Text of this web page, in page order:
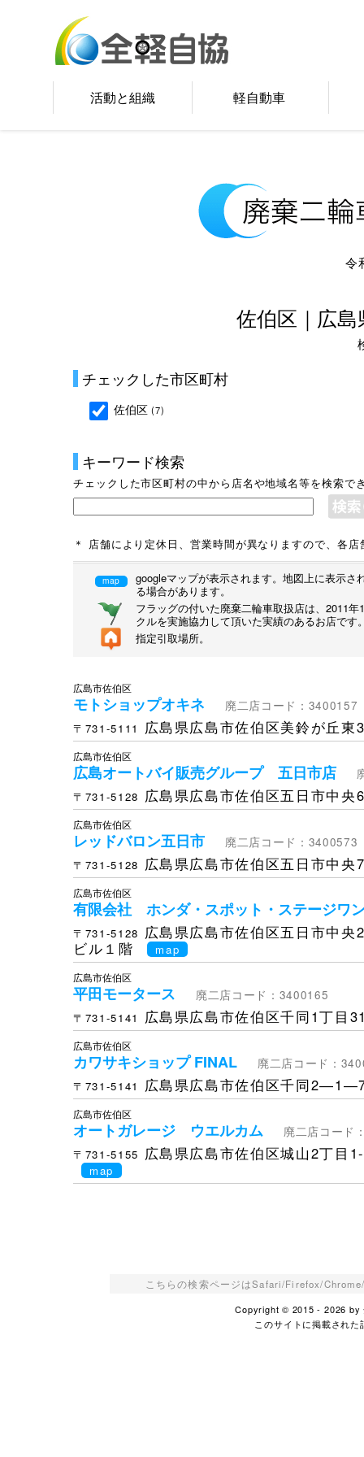
活動と組織 軽自動車
令
佐伯区｜広
チェックした市区町村
佐伯区 (7)
キーワード検索
チェックした市区町村の中から店名や地域名等を検索で
＊ 店舗により定休日、営業時間が異なりますので、各
map
googleマップが表示されます。地図上に表示
る場合があります。
フラッグの付いた廃棄二輪車取扱店は、2011
クルを実施協力して頂いた実績のあるお店です
指定引取場所。
広島市佐伯区
モトショップオキネ
廃二店コード：3400157
〒731-5111
広島県広島市佐伯区美鈴が丘東
広島市佐伯区
広島オートバイ販売グループ 五日市店
〒731-5128 広島県広島市佐伯区五日市中央
広島市佐伯区
レッドバロン五日市
廃二店コード：3400573
〒731-5128 広島県広島市佐伯区五日市中央
広島市佐伯区
有限会社 ホンダ・スポット・ステージ
〒731-5128 広島県広島市佐伯区五日市中央
ビル１階
map
広島市佐伯区
平田モータース
廃二店コード：3400165
〒731-5141
広島県広島市佐伯区千同1丁目
広島市佐伯区
カワサキショップ FINAL
廃二店コード：
〒731-5141
広島県広島市佐伯区千同
広島市佐伯区
オートガレージ ウエルカム
廃二店コード
〒731-5155 広島県広島市佐伯区城山2丁目
map
こちらの検索ページはSafari/Firefox/
Copyright © 2015 - 2026 by
このサイトに掲載され